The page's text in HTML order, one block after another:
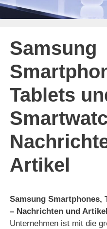
Samsung
Tablets
Artikel
Samsung Smartphones,
– Nachrichten und Artikel
Unternehmen ist mit die